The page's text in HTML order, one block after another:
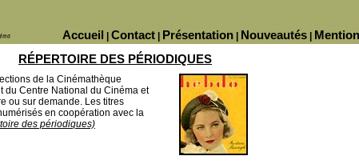
Nouveautés
Présentation
Contact
Accueil
RÉPERTOIRE DES PÉRIODIQUES
de la Cinémathèque
du Centre National du Cinéma et
ou sur demande. Les titres
en coopération avec la
des périodiques)